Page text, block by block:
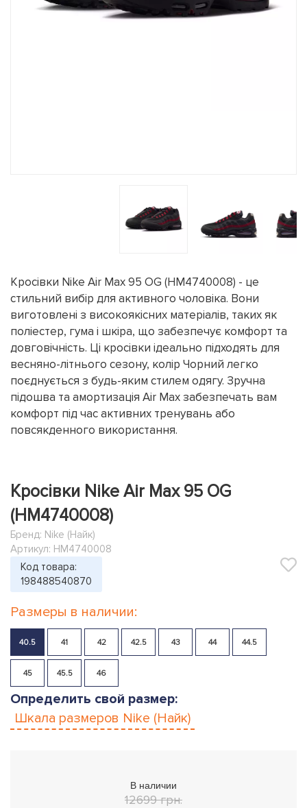
Кросівки Nike Air Max 95 OG (HM4740008) - це
стильний вибір для активного чоловіка. Вони
виготовлені з високоякісних матеріалів, таких як
поліестер, гума і шкіра, що забезпечує комфорт та
довговічність. Ці кросівки ідеально підходять для
весняно-літнього сезону, колір Чорний легко
поєднується з будь-яким стилем одягу. Зручна
підошва та амортизація Air Max забезпечать вам
комфорт під час активних тренувань або
повсякденного використання.
Кросівки Nike Air Max 95 OG
(HM4740008)
Бренд: Nike (Найк)
Артикул: HM4740008
Код товара:
198488540870
Размеры в наличии:
40.5 41 42 42.5 43 44 44.5
45 45.5 46
Определить свой размер:
Шкала размеров Nike (Найк)
В наличии
12699 грн.